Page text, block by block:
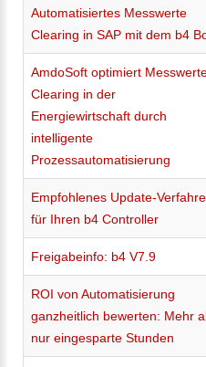
Automatisiertes Messwerte
Clearing in SAP mit dem b4
AmdoSoft optimiert
Clearing in der
Energiewirtschaft durch
intelligente
Prozessautomatisierung
Empfohlenes Update-
für Ihren b4 Controller
Freigabeinfo: b4 V7.9
ROI von Automatisierung
ganzheitlich bewerten: Mehr
nur eingesparte Stunden